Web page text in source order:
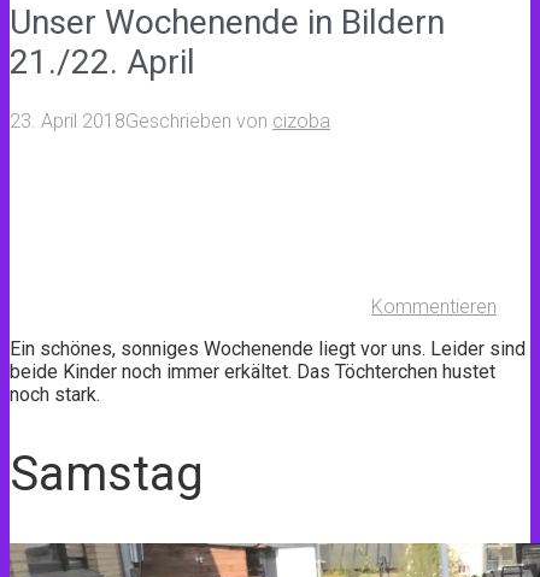
Unser Wochenende in Bildern
21./22. April
23. April 2018Geschrieben von cizoba
Kommentieren
Ein schönes, sonniges Wochenende liegt vor uns. Leider sind
beide Kinder noch immer erkältet. Das Töchterchen hustet
noch stark.
Samstag